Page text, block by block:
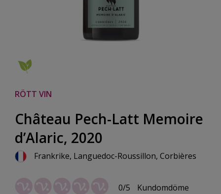
RÖTT VIN
Château Pech-Latt Memoire
d’Alaric, 2020
Frankrike, Languedoc-Roussillon, Corbières
0/5 Kundomdöme